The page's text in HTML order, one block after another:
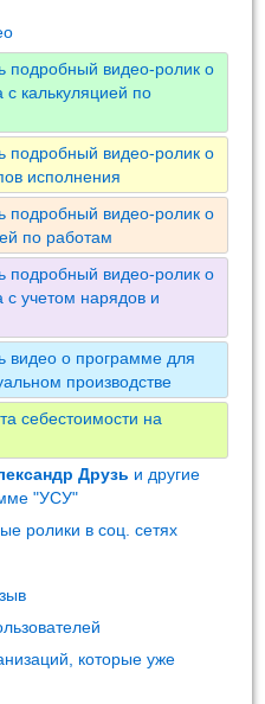
подробный видео-ролик о
с калькуляцией по
подробный видео-ролик о
исполнения
подробный видео-ролик о
по работам
подробный видео-ролик о
с учетом нарядов и
видео о программе для
производстве
себестоимости на
Друзь и другие
"УСУ"
ролики в соц. сетях
которые уже